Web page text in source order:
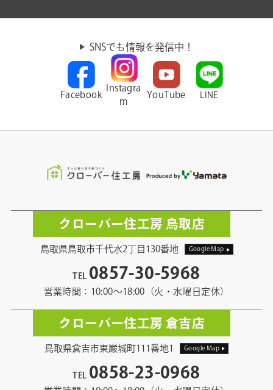
SNSでも情報を発信中！
Facebook
Instagra
m
YouTube LINE
クローバー住工房 鳥取店
鳥取県鳥取市千代水2丁目130番地 Google Map
TEL 0857-30-5968
営業時間：10:00〜18:00（火・水曜日定休）
クローバー住工房 倉吉店
鳥取県倉吉市東巌城町111番地1 Google Map
TEL 0858-23-0968